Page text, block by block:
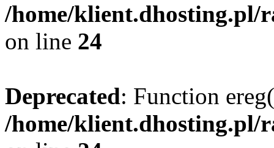
/home/klient.dhosting.pl/
on line 24
Deprecated: Function
/home/klient.dhosting.pl/